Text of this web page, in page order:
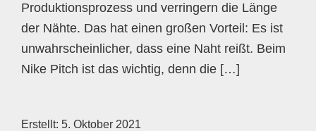
Produktionsprozess und verringern die Länge
der Nähte. Das hat einen großen Vorteil: Es ist
unwahrscheinlicher, dass eine Naht reißt. Beim
Nike Pitch ist das wichtig, denn die […]
Erstellt: 5. Oktober 2021